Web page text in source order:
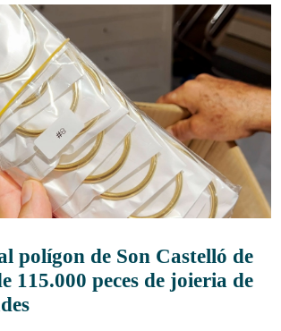
polígon de Son Castelló de
115.000 peces de joieria de